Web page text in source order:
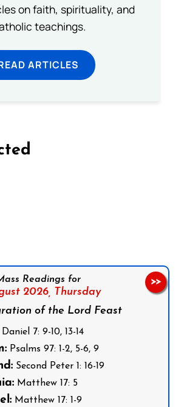
on faith, spirituality, and
teachings.
ARTICLES
Readings for
2026, Thursday
of the Lord Feast
Daniel 7: 9-10, 13-14
Psalms 97: 1-2, 5-6, 9
Second Peter 1: 16-19
Matthew 17: 5
Matthew 17: 1-9
>>